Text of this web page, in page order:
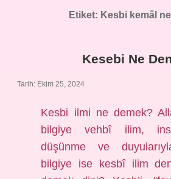
Etiket: Kesbi kemâl
Kesebi Ne
Tarih: Ekim 25, 2024
Kesbi ilmi ne demek?
bilgiye vehbî ilim,
düşünme ve
bilgiye ise kesbî ilim